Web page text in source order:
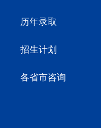
历年录取
招生计划
各省市咨询